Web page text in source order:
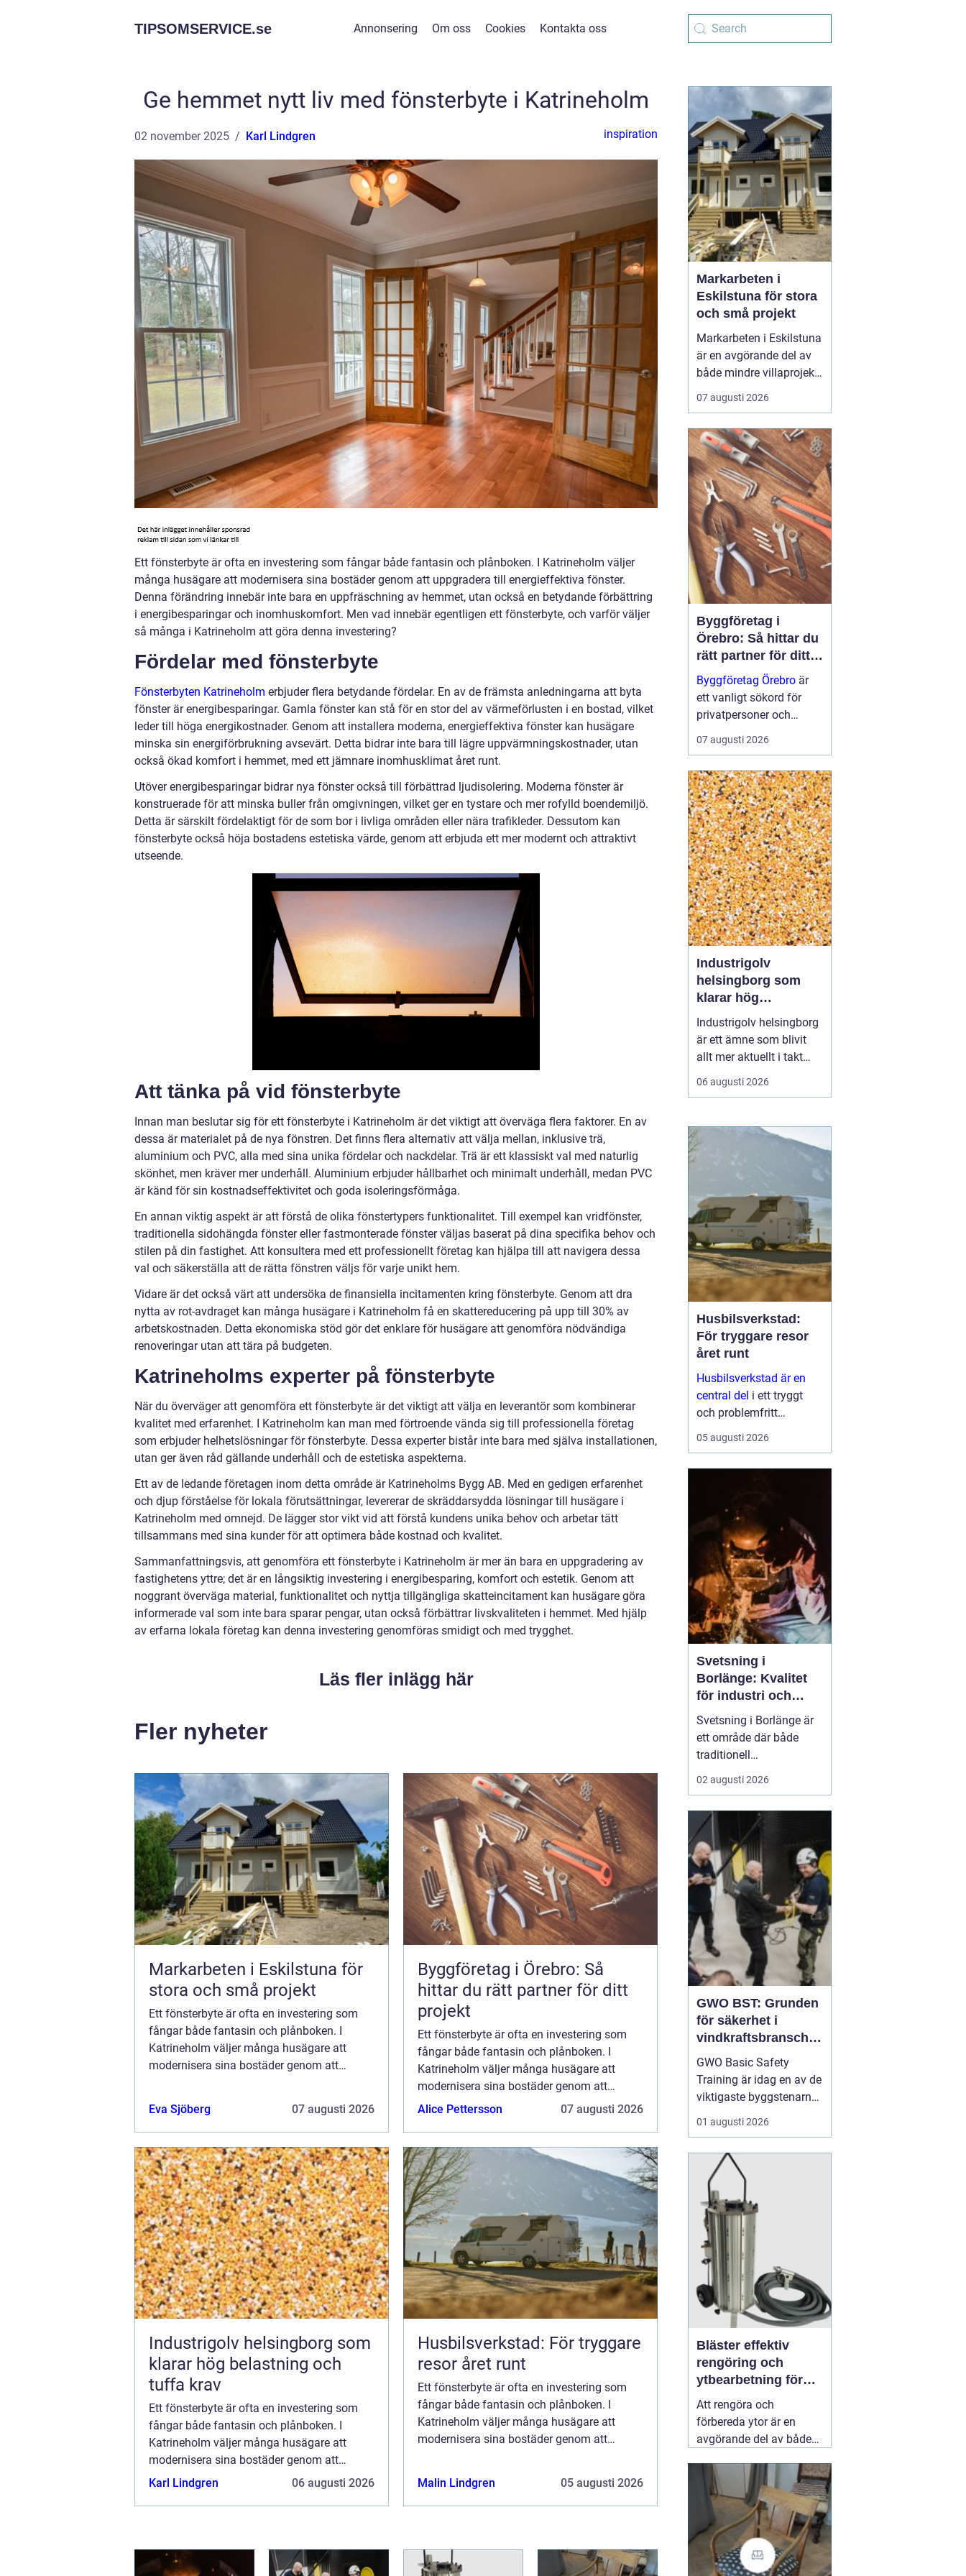
TIPSOMSERVICE.se Annonsering Om oss Cookies Kontakta oss
Ge hemmet nytt liv med fönsterbyte i Katrineholm
02 november 2025 Karl Lindgren inspiration
Ett fönsterbyte är ofta en investering som fångar både fantasin och plånboken. I Katrineholm väljer
många husägare att modernisera sina bostäder genom att uppgradera till energieffektiva fönster.
Denna förändring innebär inte bara en uppfräschning av hemmet, utan också en betydande förbättring
i energibesparingar och inomhuskomfort. Men vad innebär egentligen ett fönsterbyte, och varför väljer
så många i Katrineholm att göra denna investering?
Fördelar med fönsterbyte
Fönsterbyten Katrineholm erbjuder flera betydande fördelar. En av de främsta anledningarna att byta
fönster är energibesparingar. Gamla fönster kan stå för en stor del av värmeförlusten i en bostad, vilket
leder till höga energikostnader. Genom att installera moderna, energieffektiva fönster kan husägare
minska sin energiförbrukning avsevärt. Detta bidrar inte bara till lägre uppvärmningskostnader, utan
också ökad komfort i hemmet, med ett jämnare inomhusklimat året runt.
Utöver energibesparingar bidrar nya fönster också till förbättrad ljudisolering. Moderna fönster är
konstruerade för att minska buller från omgivningen, vilket ger en tystare och mer rofylld boendemiljö.
Detta är särskilt fördelaktigt för de som bor i livliga områden eller nära trafikleder. Dessutom kan
fönsterbyte också höja bostadens estetiska värde, genom att erbjuda ett mer modernt och attraktivt
utseende.
Att tänka på vid fönsterbyte
Innan man beslutar sig för ett fönsterbyte i Katrineholm är det viktigt att överväga flera faktorer. En av
dessa är materialet på de nya fönstren. Det finns flera alternativ att välja mellan, inklusive trä,
aluminium och PVC, alla med sina unika fördelar och nackdelar. Trä är ett klassiskt val med naturlig
skönhet, men kräver mer underhåll. Aluminium erbjuder hållbarhet och minimalt underhåll, medan PVC
är känd för sin kostnadseffektivitet och goda isoleringsförmåga.
En annan viktig aspekt är att förstå de olika fönstertypers funktionalitet. Till exempel kan vridfönster,
traditionella sidohängda fönster eller fastmonterade fönster väljas baserat på dina specifika behov och
stilen på din fastighet. Att konsultera med ett professionellt företag kan hjälpa till att navigera dessa
val och säkerställa att de rätta fönstren väljs för varje unikt hem.
Vidare är det också värt att undersöka de finansiella incitamenten kring fönsterbyte. Genom att dra
nytta av rot-avdraget kan många husägare i Katrineholm få en skattereducering på upp till 30% av
arbetskostnaden. Detta ekonomiska stöd gör det enklare för husägare att genomföra nödvändiga
renoveringar utan att tära på budgeten.
Katrineholms experter på fönsterbyte
När du överväger att genomföra ett fönsterbyte är det viktigt att välja en leverantör som kombinerar
kvalitet med erfarenhet. I Katrineholm kan man med förtroende vända sig till professionella företag
som erbjuder helhetslösningar för fönsterbyte. Dessa experter bistår inte bara med själva installationen,
utan ger även råd gällande underhåll och de estetiska aspekterna.
Ett av de ledande företagen inom detta område är Katrineholms Bygg AB. Med en gedigen erfarenhet
och djup förståelse för lokala förutsättningar, levererar de skräddarsydda lösningar till husägare i
Katrineholm med omnejd. De lägger stor vikt vid att förstå kundens unika behov och arbetar tätt
tillsammans med sina kunder för att optimera både kostnad och kvalitet.
Sammanfattningsvis, att genomföra ett fönsterbyte i Katrineholm är mer än bara en uppgradering av
fastighetens yttre; det är en långsiktig investering i energibesparing, komfort och estetik. Genom att
noggrant överväga material, funktionalitet och nyttja tillgängliga skatteincitament kan husägare göra
informerade val som inte bara sparar pengar, utan också förbättrar livskvaliteten i hemmet. Med hjälp
av erfarna lokala företag kan denna investering genomföras smidigt och med trygghet.
Läs fler inlägg här
Fler nyheter
Markarbeten i Eskilstuna för
stora och små projekt
Ett fönsterbyte är ofta en investering som
fångar både fantasin och plånboken. I
Katrineholm väljer många husägare att
modernisera sina bostäder genom att
Eva Sjöberg
07 augusti 2026
Byggföretag i Örebro: Så
hittar du rätt partner för ditt
projekt
Ett fönsterbyte är ofta en investering som
fångar både fantasin och plånboken. I
Katrineholm väljer många husägare att
modernisera sina bostäder genom att
uppgradera till energieffektiva fönster. ...
Alice Pettersson 07 augusti 2026
Industrigolv helsingborg som
klarar hög belastning och
tuffa krav
Ett fönsterbyte är ofta en investering som
fångar både fantasin och plånboken. I
Katrineholm väljer många husägare att
modernisera sina bostäder genom att
uppgradera till energieffektiva fönster. ...
Karl Lindgren 06 augusti 2026
Husbilsverkstad: För tryggare
resor året runt
Ett fönsterbyte är ofta en investering som
fångar både fantasin och plånboken. I
Katrineholm väljer många husägare att
modernisera sina bostäder genom att
Malin Lindgren
05 augusti 2026
Markarbeten i
Eskilstuna för stora
och små projekt
Markarbeten i Eskilstuna
är en avgörande del av
både mindre villaprojekt
och större
byggsatsningar, och rätt
en stabil grund för allt
som ska byggas
ovanpå. När marken
förbere...
07 augusti 2026
Byggföretag i
Örebro: Så hittar du
rätt partner för ditt
projekt
Byggföretag Örebro är
ett vanligt sökord för
privatpersoner och
företag som planerar att
bygga nytt, renovera eller
huset. Många vill ha en
trygg by...
07 augusti 2026
Industrigolv
helsingborg som
klarar hög
belastning och tuffa
krav
Industrigolv helsingborg
är ett ämne som blivit
allt mer aktuellt i takt
med att fler
verksamheter söker
lättskötta golvlösningar.
I moderna
produktionsmiljöer
behöver golvet vara mer
än bara en slityta. Golvet
ska tåla tung trafi...
06 augusti 2026
Husbilsverkstad:
För tryggare resor
året runt
Husbilsverkstad är en
central del i ett tryggt
och problemfritt
husbilsliv. När en husbil
används som både
05 augusti 2026
Svetsning i
Borlänge: Kvalitet
för industri och
konstruktion
Svetsning i Borlänge är
ett område där både
traditionell
verkstadsindustri och
moderna
möts. I takt med att
kraven på hållbara
lösningar och hög
produktionssäkerhet ö...
02 augusti 2026
GWO BST: Grunden
för säkerhet i
vindkraftsbransche
n
GWO Basic Safety
Training är idag en av de
viktigaste byggstenarna
för alla som vill arbeta
professionellt inom
skapar en gemensam
säkerhetsnivå i en
bransch där jobbet ofta
sker långt frå...
01 augusti 2026
Bläster effektiv
rengöring och
ytbearbetning för
proffs och
hantverkare
Att rengöra och
förbereda ytor är en
avgörande del av både
renovering. Färg, rost,
smuts och gamla
beläggningar gör att
material åldras snabbare
och försämrar
slutresultatet vid